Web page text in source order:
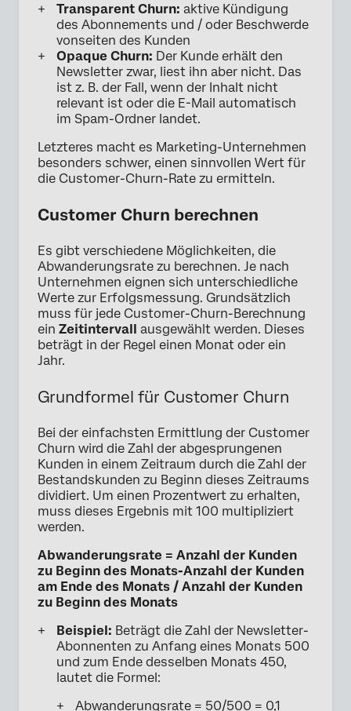
Transparent Churn: aktive Kündigung
des Abonnements und / oder Beschwerde
vonseiten des Kunden
Opaque Churn: Der Kunde erhält den
Newsletter zwar, liest ihn aber nicht. Das
ist z. B. der Fall, wenn der Inhalt nicht
relevant ist oder die E-Mail automatisch
im Spam-Ordner landet.
Letzteres macht es Marketing-Unternehmen
besonders schwer, einen sinnvollen Wert für
die Customer-Churn-Rate zu ermitteln.
Customer Churn berechnen
Es gibt verschiedene Möglichkeiten, die
Abwanderungsrate zu berechnen. Je nach
Unternehmen eignen sich unterschiedliche
Werte zur Erfolgsmessung. Grundsätzlich
muss für jede Customer-Churn-Berechnung
ein Zeitintervall ausgewählt werden. Dieses
beträgt in der Regel einen Monat oder ein
Jahr.
Grundformel für Customer Churn
Bei der einfachsten Ermittlung der Customer
Churn wird die Zahl der abgesprungenen
Kunden in einem Zeitraum durch die Zahl der
Bestandskunden zu Beginn dieses Zeitraums
dividiert. Um einen Prozentwert zu erhalten,
muss dieses Ergebnis mit 100 multipliziert
werden.
Abwanderungsrate = Anzahl der Kunden
zu Beginn des Monats-Anzahl der Kunden
am Ende des Monats / Anzahl der Kunden
zu Beginn des Monats
Beispiel: Beträgt die Zahl der Newsletter-
Abonnenten zu Anfang eines Monats 500
und zum Ende desselben Monats 450,
lautet die Formel:
Abwanderungsrate = 50/500 = 0,1